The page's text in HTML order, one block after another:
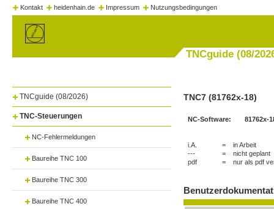
Kontakt heidenhain.de Impressum Nutzungsbedingungen
TNCguide (08/
TNCguide (08/2026)
TNC-Steuerungen
NC-Fehlermeldungen
Baureihe TNC 100
Baureihe TNC 300
Baureihe TNC 400
TNC7 (81762x-18)
NC-Software: 81762x-
i.A.
---
pdf
=
=
=
in Arbeit
nicht geplant
nur als pdf